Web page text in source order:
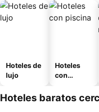
Hoteles de
lujo
Hoteles
con
Hoteles baratos